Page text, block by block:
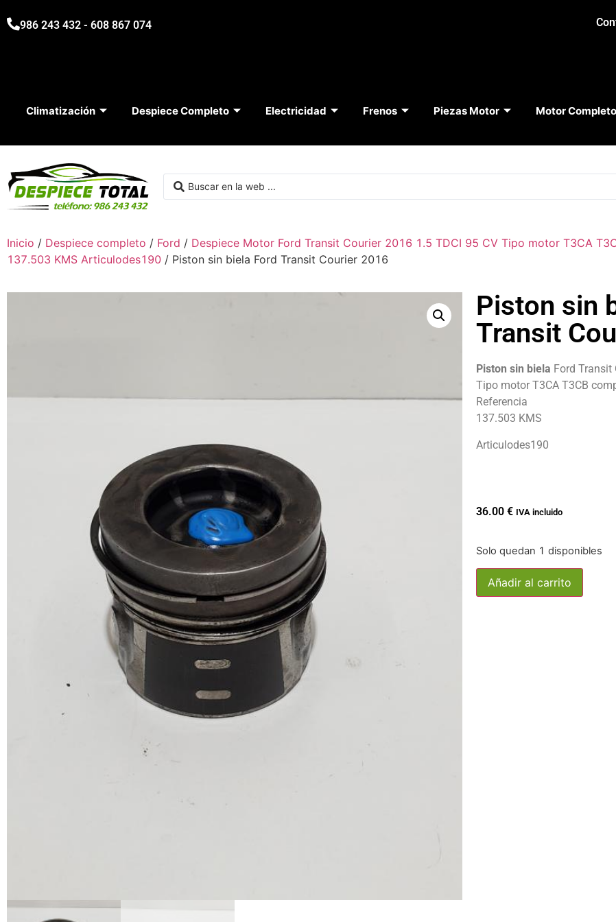
986 243 432 - 608 867 074
Climatización Despiece Completo Electricidad Frenos Piezas Motor Motor Completo
Inicio / Despiece completo / Ford / Despiece Motor Ford Transit Courier 2016 1.5 TDCI 95 CV Tipo motor T3CA
137.503 KMS Articulodes190 / Piston sin biela Ford Transit Courier 2016
Piston sin
Transit
Piston sin biela Ford Transit
Tipo motor T3CA T3CB
Referencia
137.503 KMS
Articulodes190
36.00 € IVA incluido
Solo quedan 1 disponibles
Añadir al carrito